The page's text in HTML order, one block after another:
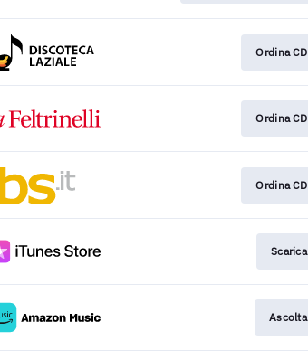
Ordina CD
Ordina CD
Ordina CD
Scarica
Ascolta